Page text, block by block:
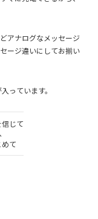
アナログなメッセージ
ージ違いにしてお揃い
っています。
信じて
めて